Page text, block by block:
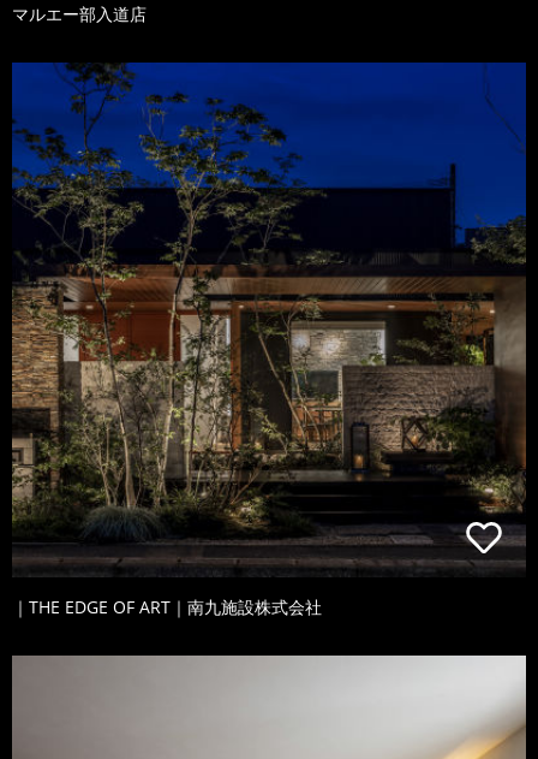
マルエー部入道店
｜THE EDGE OF ART｜南九施設株式会社